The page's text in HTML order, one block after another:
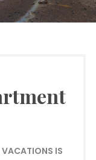
VACATIONS IS